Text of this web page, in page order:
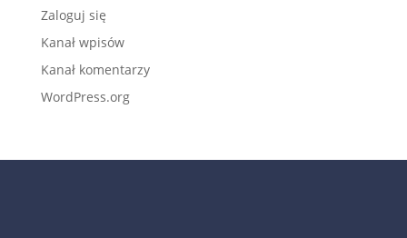
Zaloguj się
Kanał wpisów
Kanał komentarzy
WordPress.org